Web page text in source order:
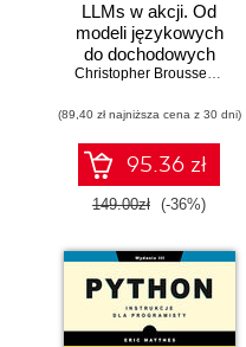
LLMs w akcji. Od
modeli językowych
do dochodowych
produktów
Christopher Brousseau
(89,40 zł najniższa cena z 30 dni)
95.36 zł
149.00zł (-36%)